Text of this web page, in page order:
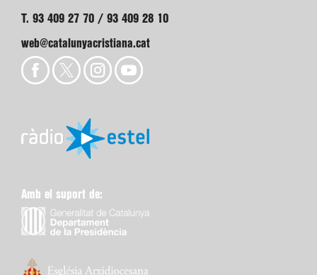
T. 93 409 27 70 / 93 409 28 10
web@catalunyacristiana.cat
Amb el suport de: